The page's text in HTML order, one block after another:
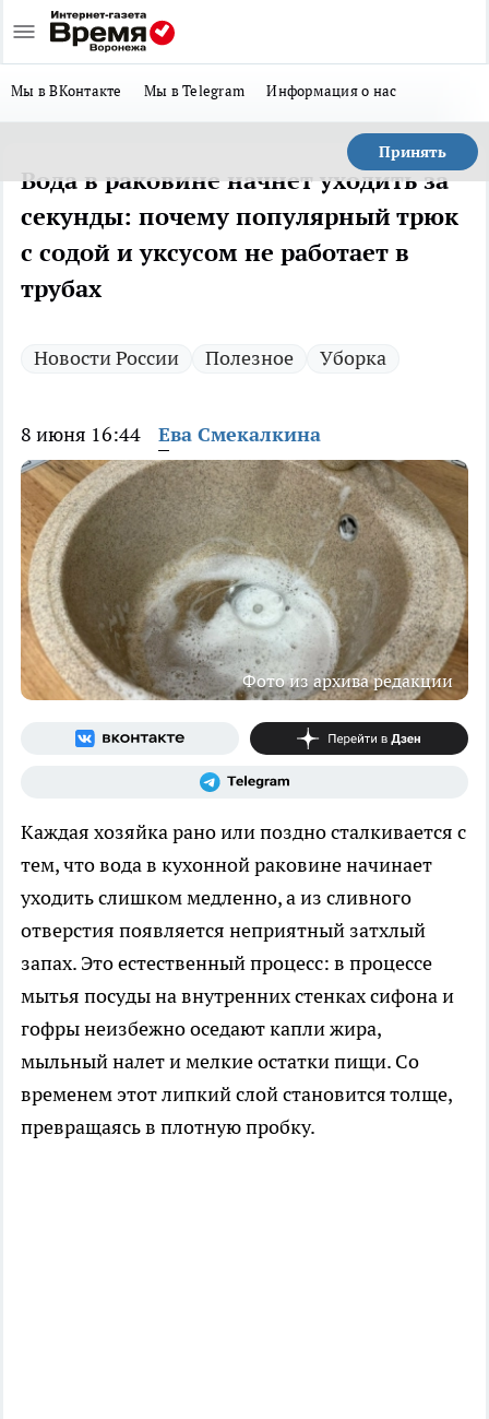
Мы в ВКонтакте Мы в Telegram Информация о нас
Принять
Вода в раковине начнет уходить за
секунды: почему популярный трюк
с содой и уксусом не работает в
трубах
Новости России Полезное Уборка
8 июня 16:44 Ева Смекалкина
Фото из архива редакции
Каждая хозяйка рано или поздно сталкивается с
тем, что вода в кухонной раковине начинает
уходить слишком медленно, а из сливного
отверстия появляется неприятный затхлый
запах. Это естественный процесс: в процессе
мытья посуды на внутренних стенках сифона и
гофры неизбежно оседают капли жира,
мыльный налет и мелкие остатки пищи. Со
временем этот липкий слой становится толще,
превращаясь в плотную пробку.